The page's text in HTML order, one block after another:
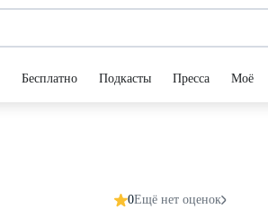
Бесплатно Подкасты Пресса Моё
0Ещё нет оценок